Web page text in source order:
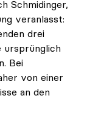
Schmidinger,
veranlasst:
drei
ursprünglich
Bei
von einer
an den